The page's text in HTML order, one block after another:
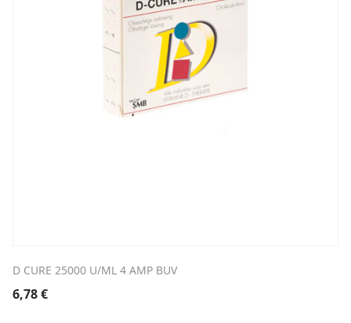
D CURE 25000 U/ML 4 AMP BUV
6,78€